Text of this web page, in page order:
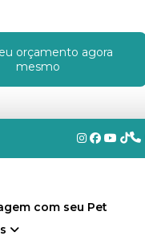
orçamento agora
mesmo
com seu Pet